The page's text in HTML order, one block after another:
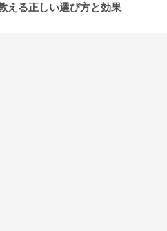
える正しい選び方と効果